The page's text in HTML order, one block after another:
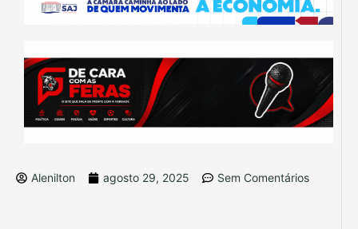
Alenilton agosto 29, 2025 Sem Comentários